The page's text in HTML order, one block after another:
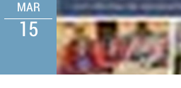
MAR
15